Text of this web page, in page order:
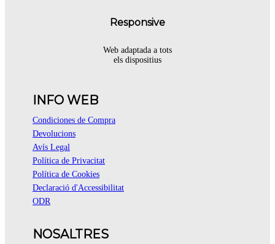
Responsive
Web adaptada a tots
els dispositius
INFO WEB
Condiciones de Compra
Devolucions
Avís Legal
Política de Privacitat
Política de Cookies
Declaració d'Accessibilitat
ODR
NOSALTRES